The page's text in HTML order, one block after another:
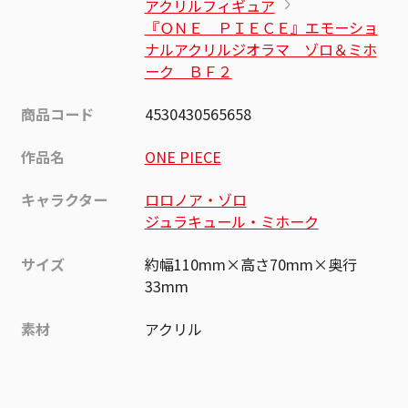
アクリルフィギュア
『ＯＮＥ ＰＩＥＣＥ』エモーショ
ナルアクリルジオラマ ゾロ＆ミホ
ーク ＢＦ２
商品コード
4530430565658
作品名
ONE PIECE
キャラクター
ロロノア・ゾロ
ジュラキュール・ミホーク
サイズ
約幅110mm×高さ70mm×奥行
33mm
素材
アクリル